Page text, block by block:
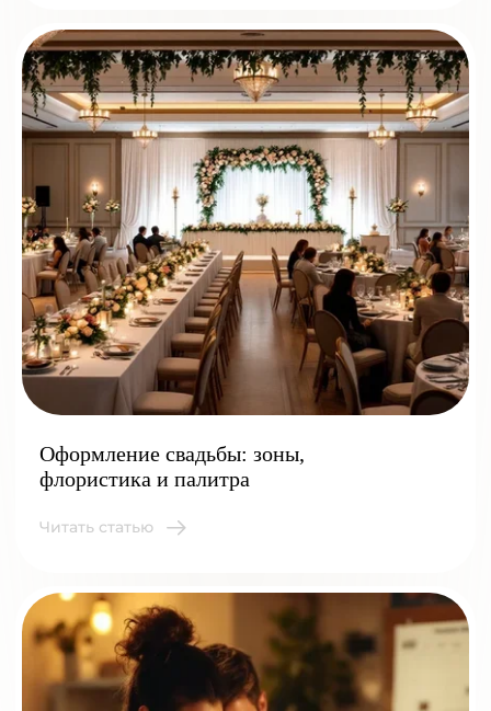
Оформление свадьбы: зоны,
флористика и палитра
Читать статью